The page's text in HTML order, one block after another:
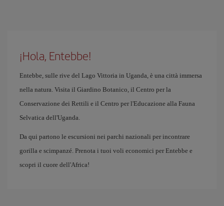
¡Hola, Entebbe!
Entebbe, sulle rive del Lago Vittoria in Uganda, è una città immersa
nella natura. Visita il Giardino Botanico, il Centro per la
Conservazione dei Rettili e il Centro per l'Educazione alla Fauna
Selvatica dell'Uganda.
Da qui partono le escursioni nei parchi nazionali per incontrare
gorilla e scimpanzé. Prenota i tuoi voli economici per Entebbe e
scopri il cuore dell'Africa!